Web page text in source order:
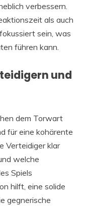
verbessern.
als auch
sein, was
führen kann.
und
dem Torwart
für eine kohärente
Verteidiger klar
welche
Spiels
hilft, eine solide
gegnerische